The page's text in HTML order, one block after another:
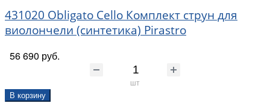
431020 Obligato Cello Комплект струн для
виолончели (синтетика) Pirastro
56 690 руб.
шт
В корзину